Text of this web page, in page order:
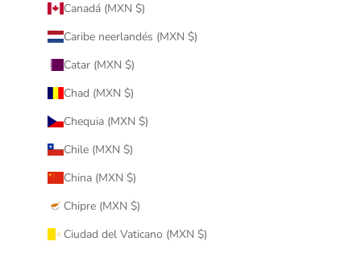
Canadá (MXN $)
Caribe neerlandés (MXN $)
Catar (MXN $)
Chad (MXN $)
Chequia (MXN $)
Chile (MXN $)
China (MXN $)
Chipre (MXN $)
Ciudad del Vaticano (MXN $)